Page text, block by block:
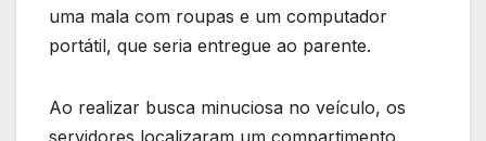
uma mala com roupas e um computador
portátil, que seria entregue ao parente.
Ao realizar busca minuciosa no veículo, os